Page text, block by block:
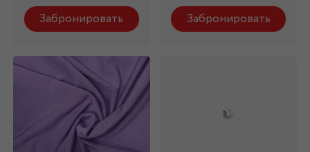
Забронировать Забронировать